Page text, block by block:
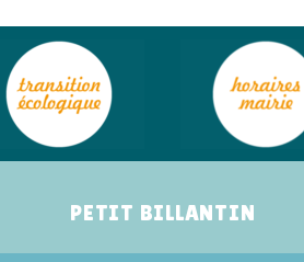
PETIT BILLANTIN